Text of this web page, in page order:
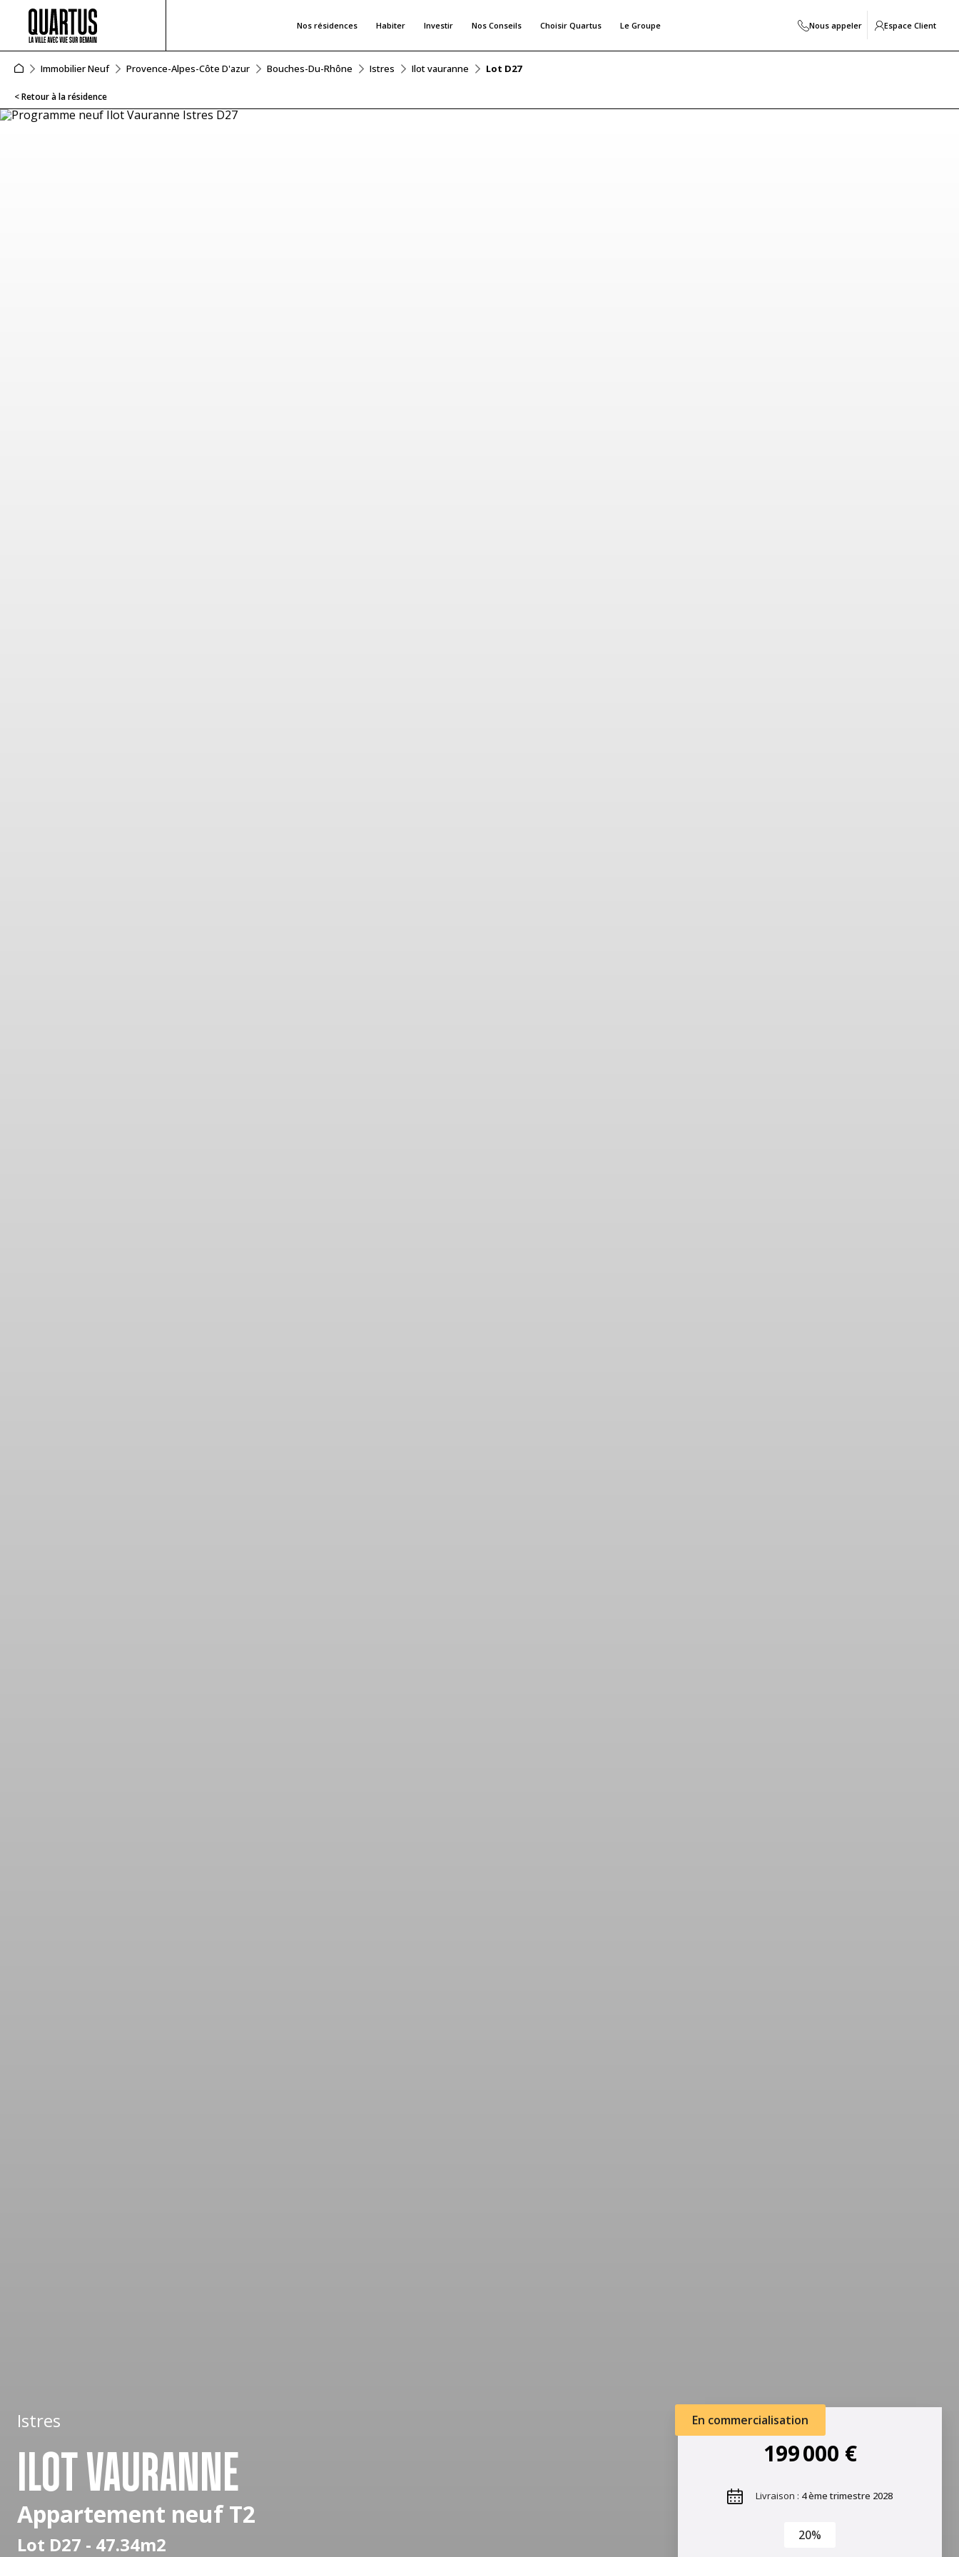
Nos résidences Habiter Investir Nos Conseils Choisir Quartus Le Groupe Nous appeler Espace Client
Immobilier Neuf Provence-Alpes-Côte D'azur Bouches-Du-Rhône Istres Ilot vauranne Lot D27
< Retour à la résidence
Istres
ILOT VAURANNE
Appartement neuf T2
Lot D27 - 47.34m2
En commercialisation
199 000 €
Livraison : 4 ème trimestre 2028
20%